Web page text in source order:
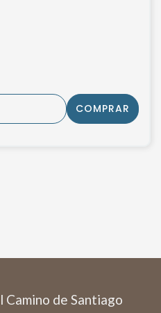
COMPRAR
de Santiago